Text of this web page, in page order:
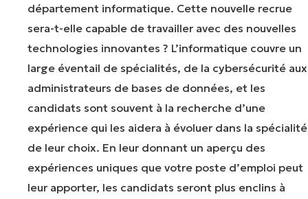
département informatique. Cette nouvelle recrue
sera-t-elle capable de travailler avec des nouvelles
technologies innovantes ? L’informatique couvre un
large éventail de spécialités, de la cybersécurité aux
administrateurs de bases de données, et les
candidats sont souvent à la recherche d’une
expérience qui les aidera à évoluer dans la spécialité
de leur choix. En leur donnant un aperçu des
expériences uniques que votre poste d’emploi peut
leur apporter, les candidats seront plus enclins à
Voir NinjaOne en action
Parcourez nos démonstrations à la demande
pour découvrir comment NinjaOne simplifie les
terminaux, les correctifs, le MDM, la gestion
des tickets et bien plus encore.
Explorer les démos